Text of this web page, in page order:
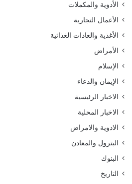
الأدوية والمكملات
الأعمال التجارية
الأغذية والعادات الغذائية
الأمراض
الإسلام
الإيمان والدعاء
الاخبار الرئيسية
الاخبار المحلية
الادوية والامراض
البترول والمعادن
البنوك
التاريخ